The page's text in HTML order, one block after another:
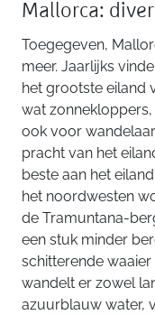
Mallorca:
Toegegeven,
meer. Jaarlijks
het grootste eiland
wat
ook voor
pracht van het
beste aan het
het noordwesten
de Tramuntana-
een stuk minder
schitterende
wandelt er zowel
azuurblauw water,